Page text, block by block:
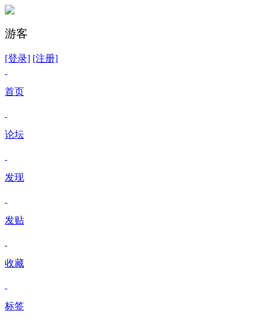
游客
[登录] [注册]
首页
论坛
发现
发贴
收藏
标签